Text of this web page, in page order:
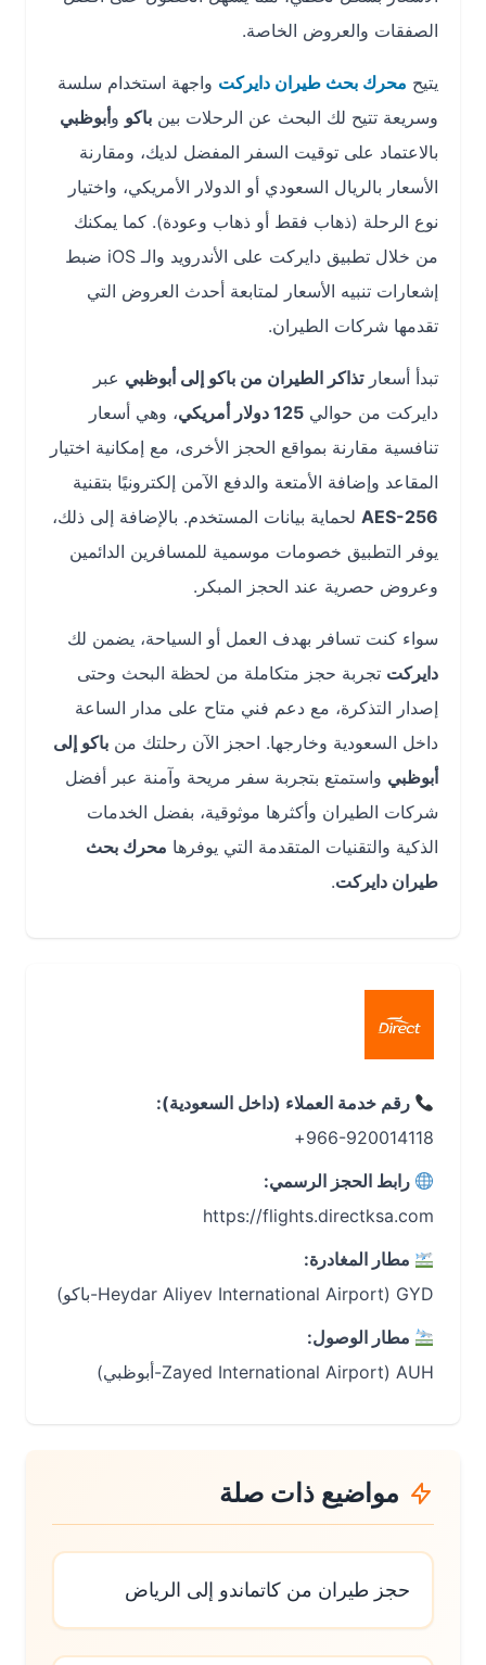
الصفقات والعروض الخاصة.
محرك بحث طيران دايركتواجهة استخدام سلسة
وسريعة تتيح لك البحث عن الرحلات بينباكوو أبوظبي
بالاعتماد على توقيت السفر المفضل لديك، ومقارنة
الأسعار بالريال السعودي أو الدولار الأمريكي، واختيار
نوع الرحلة (ذهاب فقط أو ذهاب وعودة). كما يمكنك
من خلال تطبيق دايركت على الأندرويد والـ iOS ضبط
إشعارات تنبيه الأسعار لمتابعة أحدث العروض التي
تقدمها شركات الطيران.
تبدأ أسعارتذاكر الطيران من باكو إلى أبوظبيعبر
دايركت من حوالي125 دولار أمريكي
، وهي أسعار
تنافسية مقارنة بمواقع الحجز الأخرى، مع إمكانية اختيار
المقاعد وإضافة الأمتعة والدفع الآمن إلكترونيًا بتقنية
AES-256لحماية بيانات المستخدم. بالإضافة إلى ذلك،
يوفر التطبيق خصومات موسمية للمسافرين الدائمين
وعروض حصرية عند الحجز المبكر.
سواء كنت تسافر بهدف العمل أو السياحة، يضمن لك
دايركتتجربة حجز متكاملة من لحظة البحث وحتى
إصدار التذكرة، مع دعم فني متاح على مدار الساعة
داخل السعودية وخارجها. احجز الآن رحلتك منباكو إلى
أبوظبيواستمتع بتجربة سفر مريحة وآمنة عبر أفضل
شركات الطيران وأكثرها موثوقية، بفضل الخدمات
الذكية والتقنيات المتقدمة التي يوفرهامحرك بحث
طيران دايركت.
رقم خدمة العملاء (داخل السعودية):
966-920014118+
رابط الحجز الرسمي:
https://flights.directksa.com
مطار المغادرة:
مطار الوصول:
مواضيع ذات صلة
حجز طيران من كاتماندو إلى الرياض